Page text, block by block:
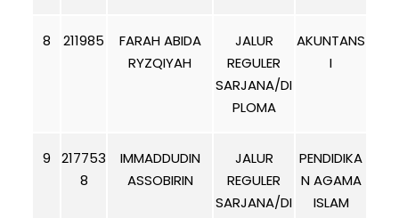
8 211985
FARAH ABIDA
RYZQIYAH
JALUR
REGULER
SARJANA/DI
PLOMA
AKUNTANS
I
9
217753
8
IMMADDUDIN
ASSOBIRIN
JALUR
REGULER
SARJANA/DI
PENDIDIKA
N AGAMA
ISLAM